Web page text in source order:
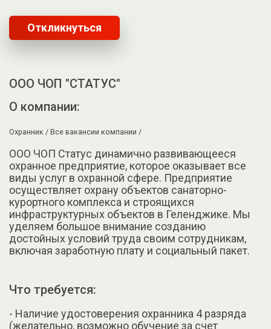
Откликнуться
ООО ЧОП "СТАТУС"
О компании:
Охранник / Все вакансии компании /
ООО ЧОП Статус динамично развивающееся
охранное предприятие, которое оказывает все
виды услуг в охранной сфере. Предприятие
осуществляет охрану объектов санаторно-
курортного комплекса и строящихся
инфраструктурных объектов в Геленджике. Мы
уделяем большое внимание созданию
достойных условий труда своим сотрудникам,
включая заработную плату и социальный пакет.
Что требуется:
- Наличие удостоверения охранника 4 разряда
(желательно, возможно обучение за счет